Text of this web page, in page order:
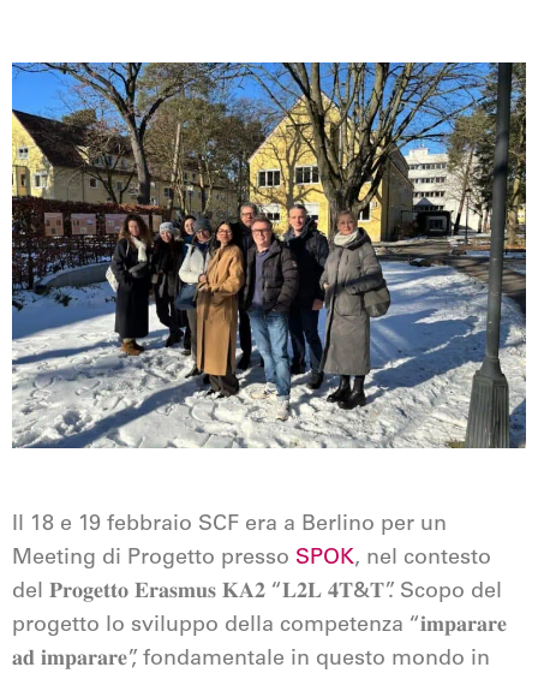
Il 18 e 19 febbraio SCF era a Berlino per un
Meeting di Progetto presso SPOK, nel contesto
del 𝐏𝐫𝐨𝐠𝐞𝐭𝐭𝐨 𝐄𝐫𝐚𝐬𝐦𝐮𝐬 𝐊𝐀𝟐 “𝐋𝟐𝐋 𝟒𝐓&𝐓”. Scopo del
progetto lo sviluppo della competenza “𝐢𝐦𝐩𝐚𝐫𝐚𝐫𝐞
𝐚𝐝 𝐢𝐦𝐩𝐚𝐫𝐚𝐫𝐞”, fondamentale in questo mondo in